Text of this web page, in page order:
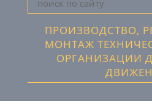
ПРОИЗВОДСТВО,
МОНТАЖ
ОРГАНИЗАЦИИ